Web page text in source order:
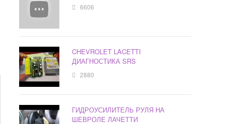
6606
CHEVROLET LACETTI
ДИАГНОСТИКА SRS
2880
ГИДРОУСИЛИТЕЛЬ РУЛЯ НА
ШЕВРОЛЕ ЛАЧЕТТИ